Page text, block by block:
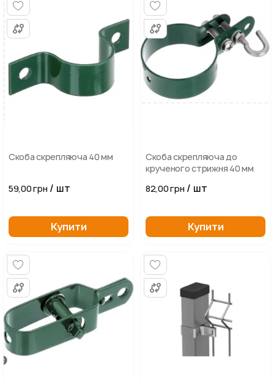
Скоба скрепляюча 40 мм
59,00 грн / шт
Купити
Скоба скрепляюча до
крученого стрижня 40 мм
82,00 грн / шт
Купити